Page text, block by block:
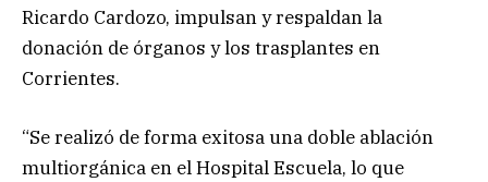
Ricardo Cardozo, impulsan y respaldan la
donación de órganos y los trasplantes en
Corrientes.
“Se realizó de forma exitosa una doble ablación
multiorgánica en el Hospital Escuela, lo que